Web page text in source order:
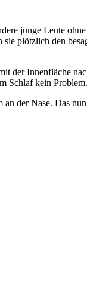
junge Leute
sie plötzlich den
der Innenfläche
Schlaf kein Problem.
der Nase. Das